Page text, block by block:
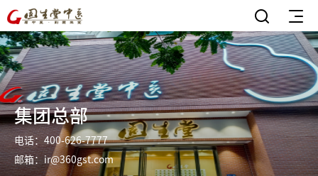
集团总部
电话：400-626-7777
邮箱：ir@360gst.com